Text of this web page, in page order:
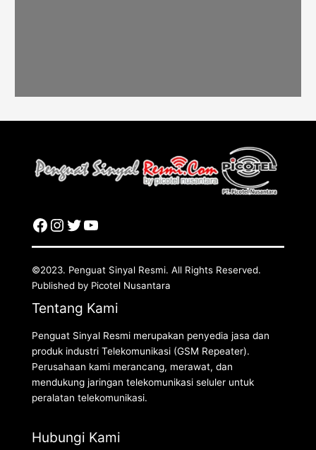
©2023. Penguat Sinyal Resmi. All Rights Reserved.
Published by Picotel Nusantara
Tentang Kami
Penguat Sinyal Resmi merupakan penyedia jasa dan
produk industri Telekomunikasi (GSM Repeater).
Perusahaan kami merancang, merawat, dan
mendukung jaringan telekomunikasi seluler untuk
peralatan telekomunikasi.
Hubungi Kami